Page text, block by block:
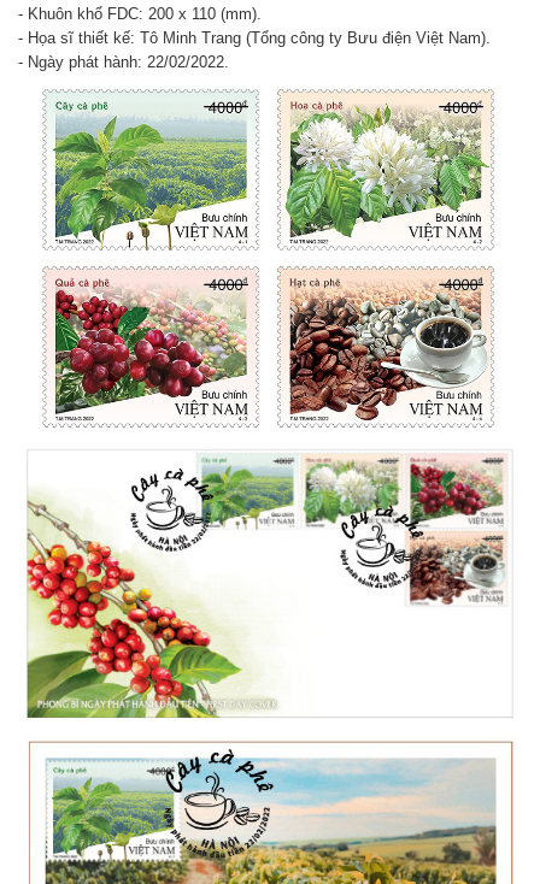
- Khuôn khổ FDC: 200 x 110 (mm).
- Họa sĩ thiết kế: Tô Minh Trang (Tổng công ty Bưu điện Việt Nam).
- Ngày phát hành: 22/02/2022.